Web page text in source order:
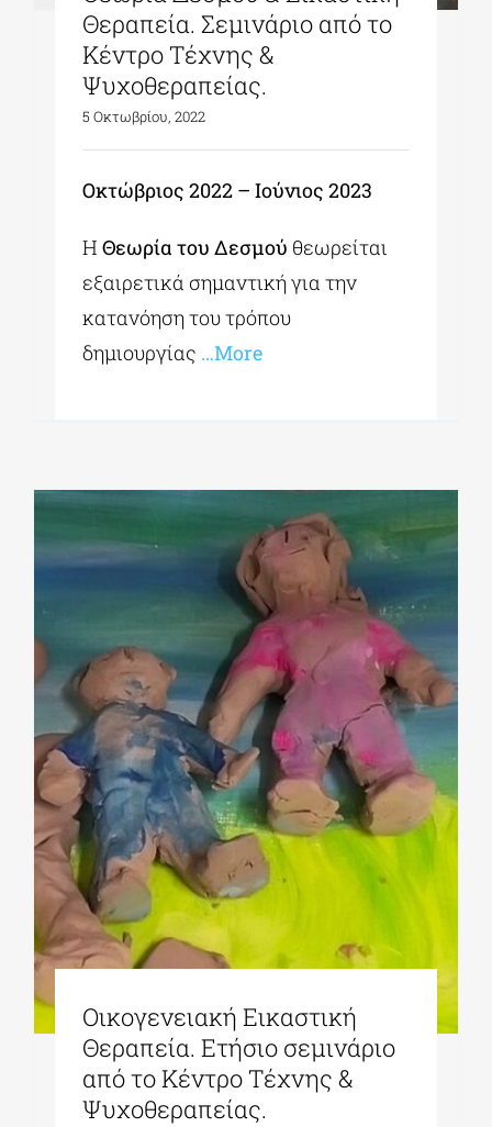
Θεραπεία. Σεμινάριο από το
Κέντρο Τέχνης &
Ψυχοθεραπείας.
5 Οκτωβρίου, 2022
Οκτώβριος 2022 – Ιούνιος 2023
Η Θεωρία του Δεσμού θεωρείται
εξαιρετικά σημαντική για την
κατανόηση του τρόπου
δημιουργίας …More
Οικογενειακή Εικαστική
Θεραπεία. Ετήσιο σεμινάριο
από το Κέντρο Τέχνης &
Ψυχοθεραπείας.